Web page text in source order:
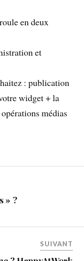
en deux
et
: publication
widget + la
médias
» ?
SUIVANT